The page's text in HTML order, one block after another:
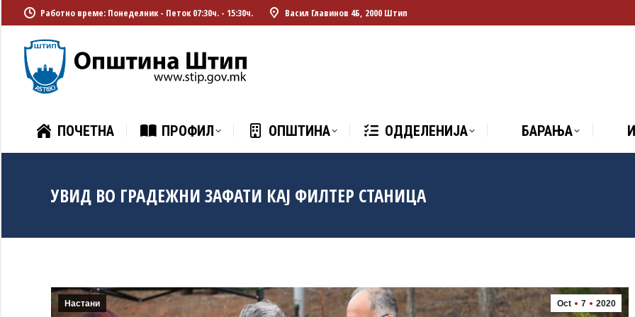
Работно време: Понеделник - Петок 07:30ч. - 15:30ч. Васил Главинов 4Б, 2000 Штип
ПОЧЕТНА ПРОФИЛ ОПШТИНА ОДДЕЛЕНИЈА БАРАЊА
УВИД ВО ГРАДЕЖНИ ЗАФАТИ КАЈ ФИЛТЕР СТАНИЦА
Oct 7 2020
Настани
ПОЧЕТНА ПРОФИЛ ОПШТИНА ОДДЕЛЕНИЈА БАРАЊА